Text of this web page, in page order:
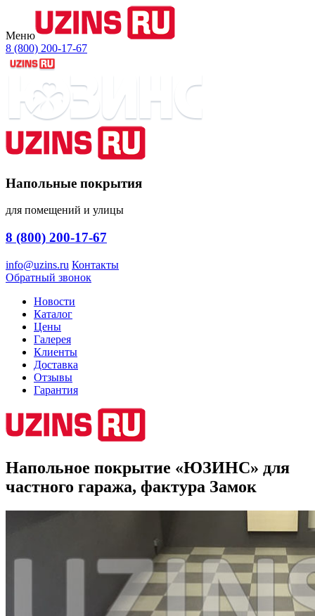
Меню
8 (800) 200-17-67
Напольные покрытия
для помещений и улицы
8 (800) 200-17-67
info@uzins.ru Контакты
Обратный звонок
Новости
Каталог
Цены
Галерея
Клиенты
Доставка
Отзывы
Гарантия
Напольное покрытие «ЮЗИНС» для
частного гаража, фактура Замок